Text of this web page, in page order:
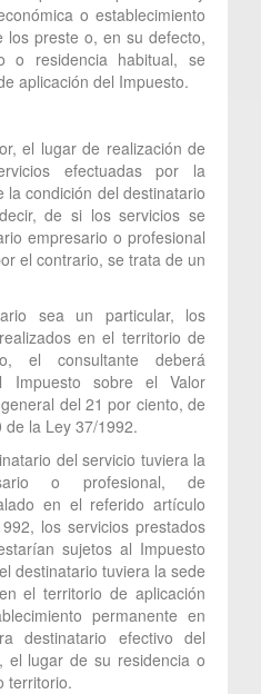
o establecimiento
los preste o, en su defecto,
o residencia habitual, se
aplicación del Impuesto.
el lugar de realización de
efectuadas por la
condición del destinatario
de si los servicios se
empresario o profesional
el contrario, se trata de un
sea un particular, los
en el territorio de
el consultante deberá
Impuesto sobre el Valor
del 21 por ciento, de
la Ley 37/1992.
del servicio tuviera la
o profesional, de
en el referido artículo
los servicios prestados
sujetos al Impuesto
destinatario tuviera la sede
el territorio de aplicación
permanente en
destinatario efectivo del
el lugar de su residencia o
territorio.